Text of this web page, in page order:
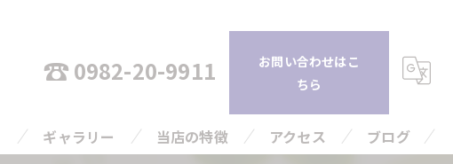
0982-20-9911
お問い合わせはこ
ちら
ギャラリー 当店の特徴 アクセス ブログ